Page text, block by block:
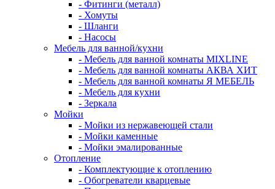
- Фитинги (металл)
- Хомуты
- Шланги
- Насосы
Мебель для ванной/кухни
- Мебель для ванной комнаты MIXLINE
- Мебель для ванной комнаты АКВА ХИТ
- Мебель для ванной комнаты Я МЕБЕЛЬ
- Мебель для кухни
- Зеркала
Мойки
- Мойки из нержавеющей стали
- Мойки каменные
- Мойки эмалированные
Отопление
- Комплектующие к отоплению
- Обогреватели кварцевые